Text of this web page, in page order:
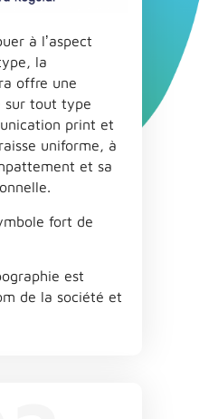
à lʼaspect
la
offre une
sur tout type
print et
uniforme, à
et sa
fort de
est
de la société et